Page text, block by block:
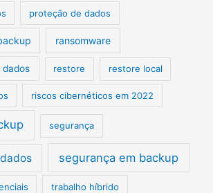
proteção de dados
ransomware
dados restore restore local
riscos cibernéticos em 2022
segurança
segurança em backup
trabalho híbrido